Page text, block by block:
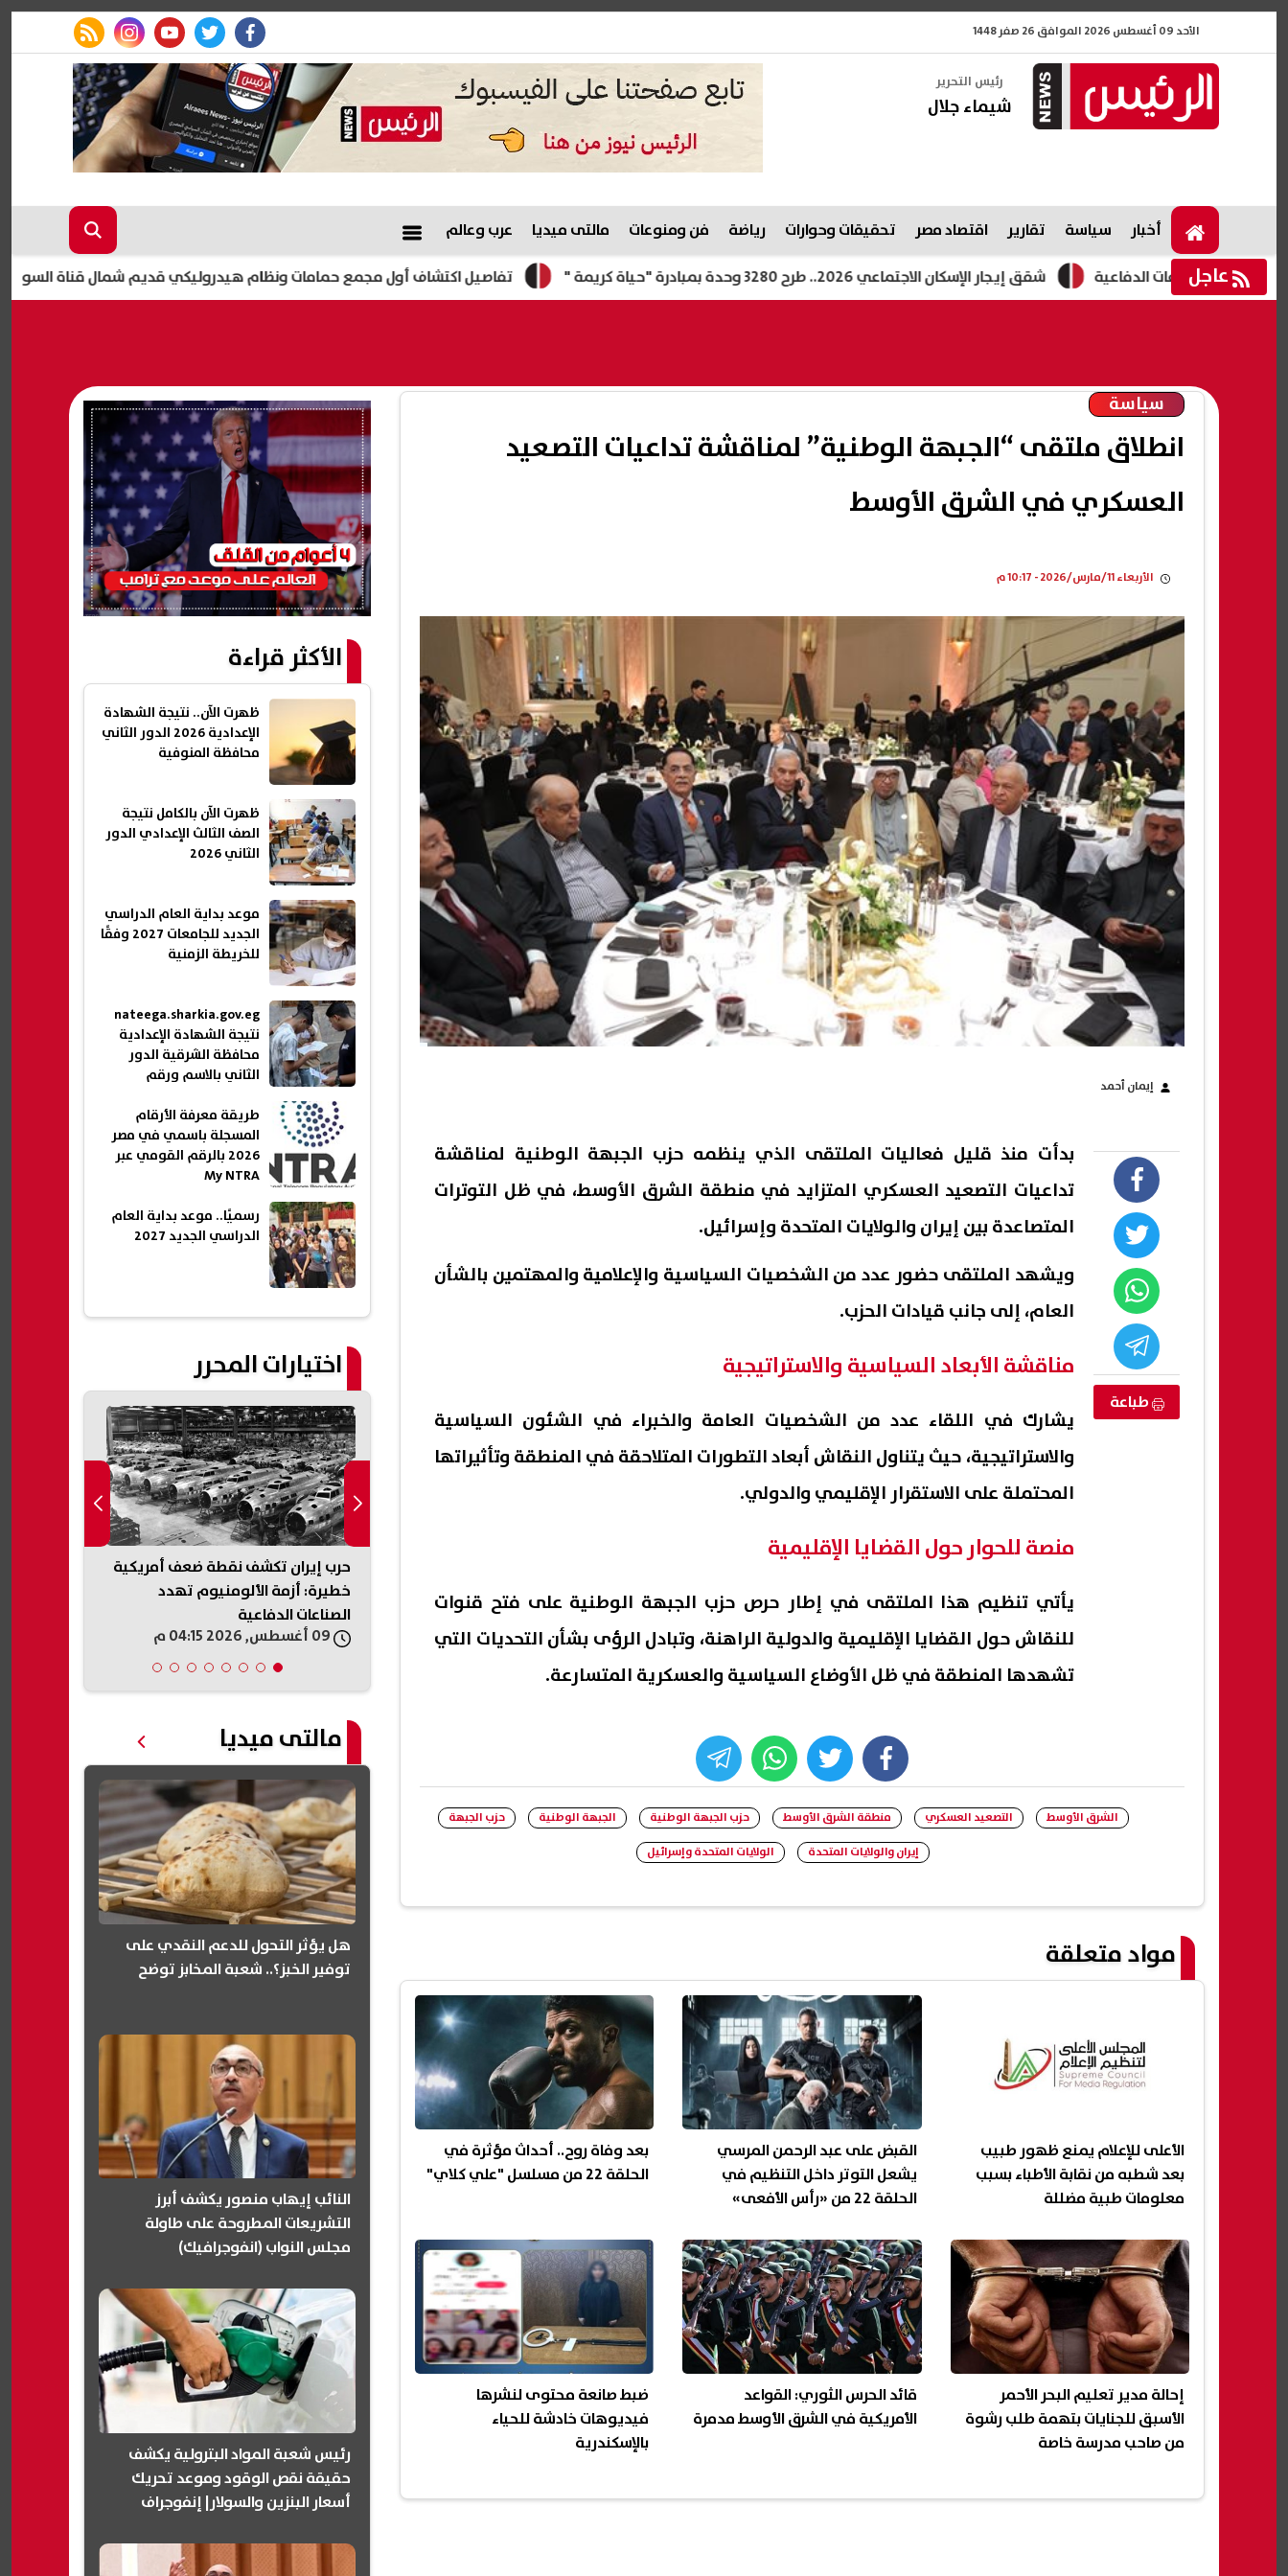
الأحد 09 أغسطس 2026 الموافق 26 صفر 1448
facebook
twitter
youtube
instagram
rss feed
رئيس التحرير
شيماء جلال
أخبار سياسة تقارير اقتصاد مصر تحقيقات وحوارات رياضة فن ومنوعات مالتى ميديا عرب وعالم
عاجل تفاصيل اكتشاف أول مجمع حمامات ونظام هيدروليكي قديم شمال قناة السويس شقق إيجار الإسكان الاجتماعي 2026.. طرح 3280 وحدة بمبادرة "حياة كريمة " الدفاعية
سياسة
انطلاق ملتقى “الجبهة الوطنية” لمناقشة تداعيات التصعيد
العسكري في الشرق الأوسط
الأربعاء 11/مارس/2026 - 10:17 م
إيمان أحمد
طباعة
بدأت منذ قليل فعاليات الملتقى الذي ينظمه حزب الجبهة الوطنية لمناقشة
تداعيات التصعيد العسكري المتزايد في منطقة الشرق الأوسط، في ظل التوترات
المتصاعدة بين إيران والولايات المتحدة وإسرائيل.
ويشهد الملتقى حضور عدد من الشخصيات السياسية والإعلامية والمهتمين بالشأن
العام، إلى جانب قيادات الحزب.
مناقشة الأبعاد السياسية والاستراتيجية
يشارك في اللقاء عدد من الشخصيات العامة والخبراء في الشئون السياسية
والاستراتيجية، حيث يتناول النقاش أبعاد التطورات المتلاحقة في المنطقة وتأثيراتها
المحتملة على الاستقرار الإقليمي والدولي.
منصة للحوار حول القضايا الإقليمية
يأتي تنظيم هذا الملتقى في إطار حرص حزب الجبهة الوطنية على فتح قنوات
للنقاش حول القضايا الإقليمية والدولية الراهنة، وتبادل الرؤى بشأن التحديات التي
تشهدها المنطقة في ظل الأوضاع السياسية والعسكرية المتسارعة.
facebook
twitter
whats
الشرق الأوسط التصعيد العسكري منطقة الشرق الأوسط حزب الجبهة الوطنية الجبهة الوطنية
حزب الجبهة
إيران والولايات المتحدة
الولايات المتحدة وإسرائيل
مواد متعلقة
الأعلى للإعلام يمنع ظهور طبيب
بعد شطبه من نقابة الأطباء بسبب
معلومات طبية مضللة
القبض على عبد الرحمن المرسي
يشعل التوتر داخل التنظيم في
الحلقة 22 من «رأس الأفعى»
بعد وفاة روح.. أحداث مؤثرة في
الحلقة 22 من مسلسل "علي كلاي"
إحالة مدير تعليم البحر الأحمر
الأسبق للجنايات بتهمة طلب رشوة
من صاحب مدرسة خاصة
قائد الحرس الثوري: القواعد
الأمريكية في الشرق الأوسط مدمرة
ضبط صانعة محتوى لنشرها
فيديوهات خادشة للحياء
بالإسكندرية
الأكثر قراءة
ظهرت الآن.. نتيجة الشهادة
الإعدادية 2026 الدور الثاني
محافظة المنوفية
ظهرت الآن بالكامل نتيجة
الصف الثالث الإعدادي الدور
الثاني 2026
موعد بداية العام الدراسي
الجديد للجامعات 2027 وفقًا
للخريطة الزمنية
nateega.sharkia.gov.eg
نتيجة الشهادة الإعدادية
محافظة الشرقية الدور
الثاني بالاسم ورقم
طريقة معرفة الأرقام
المسجلة باسمي في مصر
2026 بالرقم القومي عبر
My NTRA
رسميًا.. موعد بداية العام
الدراسي الجديد 2027
اختيارات المحرر
طرح 3280 وحدة بمبادرة "حياة كريمة
استطلاع أمهات مصر: أولياء الأمور
فضلوا النصيحة وترك اختيار الكلية
لأبنائهم
09 أغسطس, 2026 03:50 م
محافظ بورسعيد يوقف تشغيل
مطعم أسماك ومحل حلويات
شهيرين
09 أغسطس, 2026 03:46 م
حرب إيران تكشف نقطة ضعف أمريكية
خطيرة: أزمة الألومنيوم تهدد
الصناعات الدفاعية
مالتى ميديا
هل يؤثر التحول للدعم النقدي على
توفير الخبز؟.. شعبة المخابز توضح
النائب إيهاب منصور يكشف أبرز
التشريعات المطروحة على طاولة
مجلس النواب (انفوجرافيك)
رئيس شعبة المواد البترولية يكشف
حقيقة نقص الوقود وموعد تحريك
أسعار البنزين والسولار| إنفوجراف